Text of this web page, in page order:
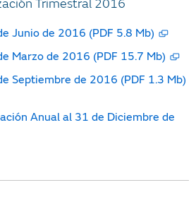
Junio de 2016 (PDF 5.8 Mb)
Marzo de 2016 (PDF 15.7 Mb)
Septiembre de 2016 (PDF 1.3 Mb)
Anual al 31 de Diciembre de